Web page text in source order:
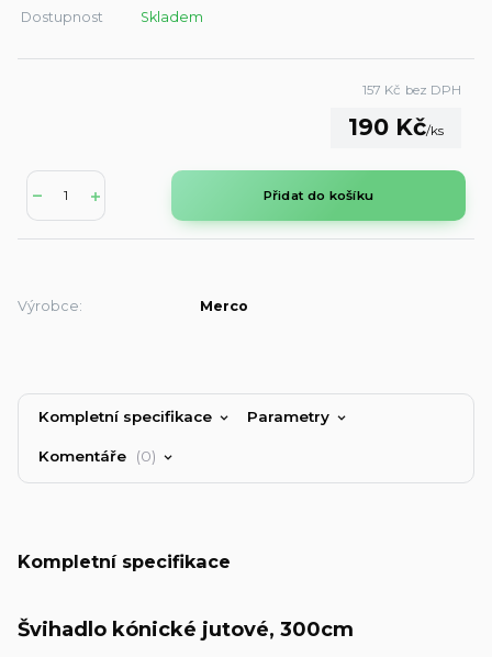
Dostupnost Skladem
190 Kč/ks
157 Kč bez DPH
Přidat do košíku
Výrobce: Merco
Kompletní specifikace Parametry
Komentáře 0
Kompletní specifikace
Švihadlo kónické jutové, 300cm